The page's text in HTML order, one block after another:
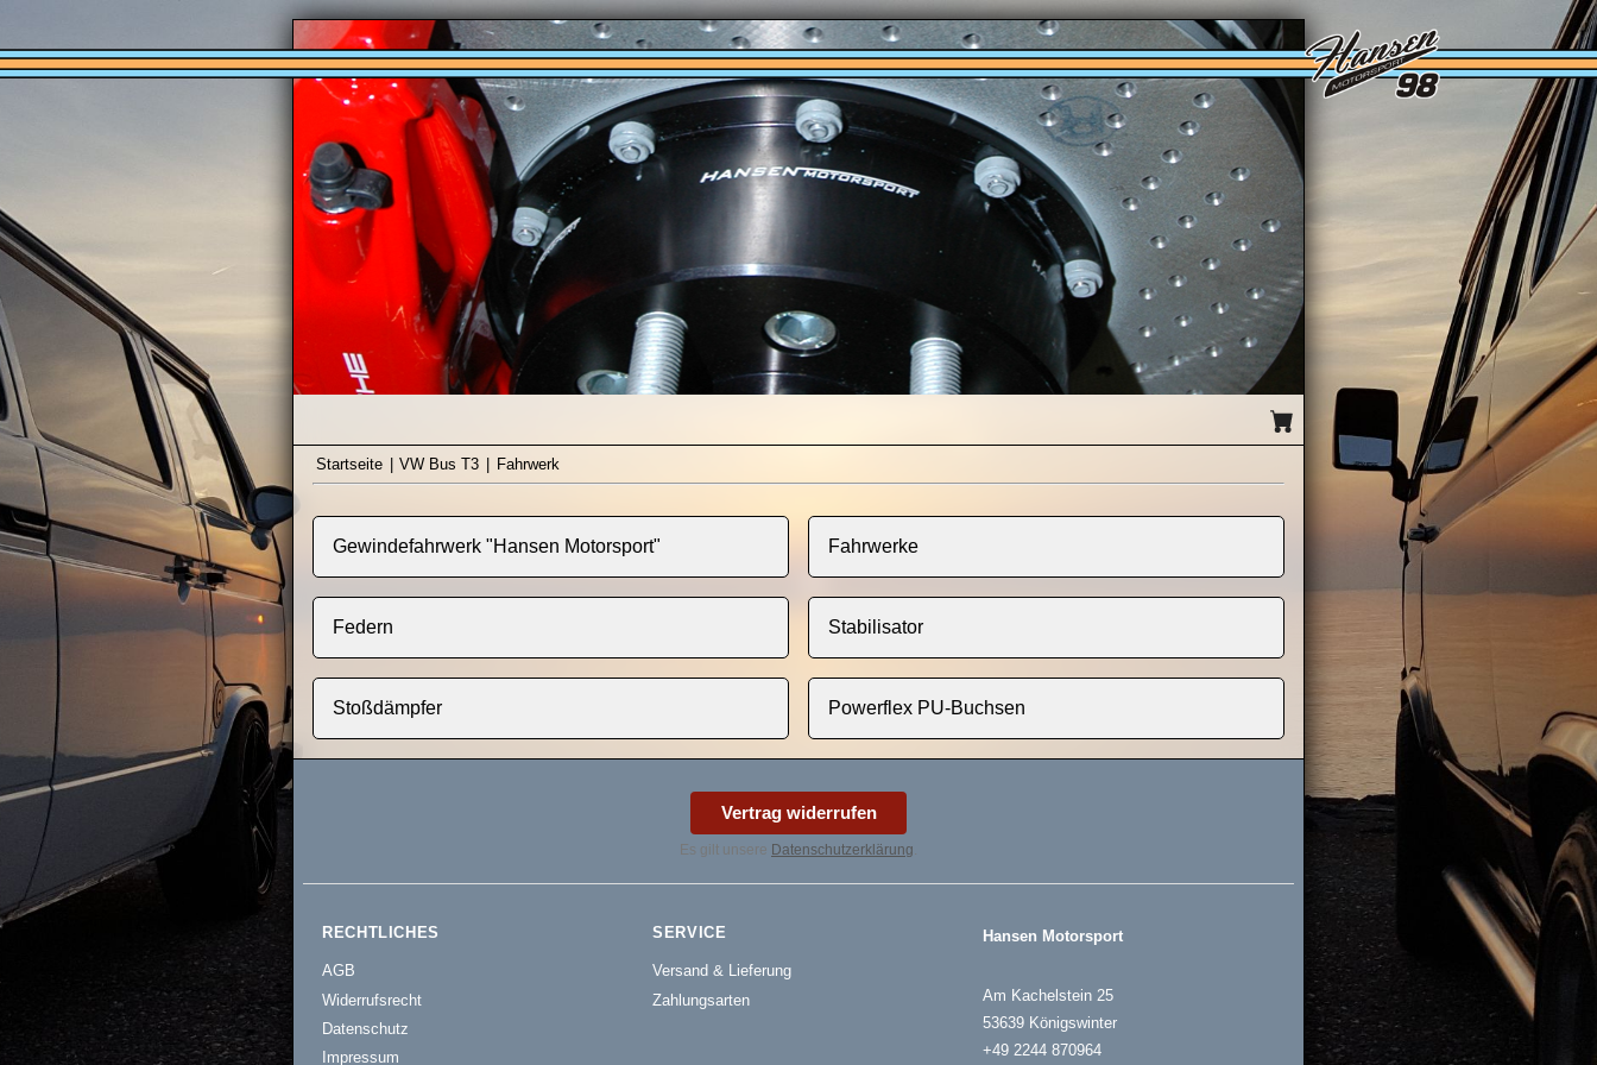
Startseite | VW Bus T3 | Fahrwerk
Fahrwerk, VW Bus T3
Gewindefahrwerk "Hansen Motorsport" Fahrwerke
Federn Stabilisator
Stoßdämpfer Powerflex PU-Buchsen
Vertrag widerrufen
Es gilt unsere Datenschutzerklärung.
RECHTLICHES
AGB
Widerrufsrecht
Datenschutz
Impressum
SERVICE
Versand & Lieferung
Zahlungsarten
Hansen Motorsport
Am Kachelstein 25
53639 Königswinter
+49 2244 870964